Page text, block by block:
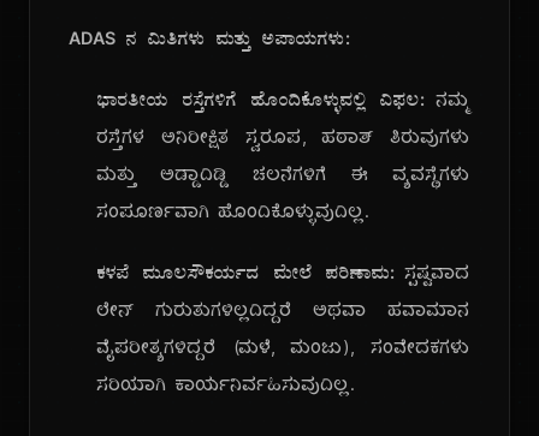
ADAS ನ ಮಿತಿಗಳು ಮತ್ತು ಅಪಾಯಗಳು:
ಭಾರತೀಯ ರಸ್ತೆಗಳಿಗೆ ಹೊಂದಿಕೊಳ್ಳುವಲ್ಲಿ ವಿಫಲ: ನಮ್ಮ
ರಸ್ತೆಗಳ ಅನಿರೀಕ್ಷಿತ ಸ್ವರೂಪ, ಹಠಾತ್ ತಿರುವುಗಳು
ಮತ್ತು ಅಡ್ಡಾದಿಡ್ಡಿ ಚಲನೆಗಳಿಗೆ ಈ ವ್ಯವಸ್ಥೆಗಳು
ಸಂಪೂರ್ಣವಾಗಿ ಹೊಂದಿಕೊಳ್ಳುವುದಿಲ್ಲ.
ಕಳಪೆ ಮೂಲಸೌಕರ್ಯದ ಮೇಲೆ ಪರಿಣಾಮ: ಸ್ಪಷ್ಟವಾದ
ಲೇನ್ ಗುರುತುಗಳಿಲ್ಲದಿದ್ದರೆ ಅಥವಾ ಹವಾಮಾನ
ವೈಪರೀತ್ಯಗಳಿದ್ದರೆ (ಮಳೆ, ಮಂಜು), ಸಂವೇದಕಗಳು
ಸರಿಯಾಗಿ ಕಾರ್ಯನಿರ್ವಹಿಸುವುದಿಲ್ಲ.